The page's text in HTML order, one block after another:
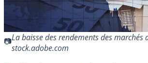
La baisse des rendements des marchés
stock.adobe.com